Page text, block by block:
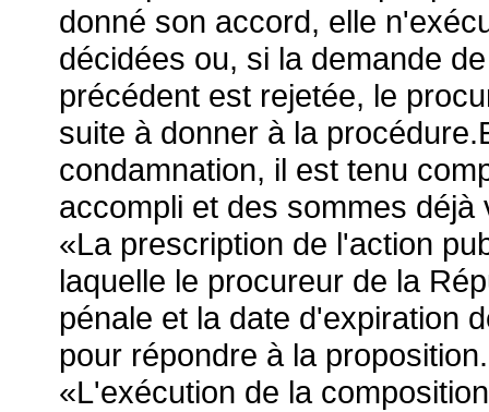
donné son accord, elle
décidées ou, si la demande
précédent est rejetée, le
suite à donner à la
condamnation, il est tenu
accompli et des sommes
«La prescription de l'action
laquelle le procureur de la
pénale et la date d'expiration
pour répondre à la proposition.
«L'exécution de la